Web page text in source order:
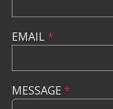
EMAIL*
MESSAGE *